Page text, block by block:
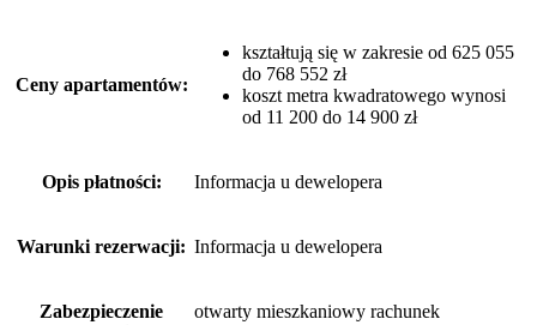
Ceny apartamentów:
kształtują się w zakresie od 625 055
do 768 552 zł
koszt metra kwadratowego wynosi
od 11 200 do 14 900 zł
Opis płatności: Informacja u dewelopera
Warunki rezerwacji: Informacja u dewelopera
Zabezpieczenie
otwarty mieszkaniowy rachunek